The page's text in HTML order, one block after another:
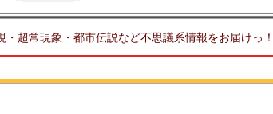
超常現象・都市伝説など不思議系情報をお届けっ